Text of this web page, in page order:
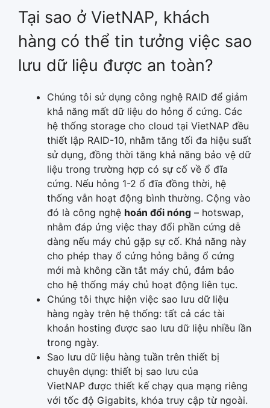
Tại sao ở VietNAP, khách
hàng có thể tin tưởng việc sao
lưu dữ liệu được an toàn?
Chúng tôi sử dụng công nghệ RAID để giảm
khả năng mất dữ liệu do hỏng ổ cứng. Các
hệ thống storage cho cloud tại VietNAP đều
thiết lập RAID-10, nhằm tăng tối đa hiệu suất
sử dụng, đồng thời tăng khả năng bảo vệ dữ
liệu trong trường hợp có sự cố về ổ đĩa
cứng. Nếu hỏng 1-2 ổ đĩa đồng thời, hệ
thống vẫn hoạt động bình thường. Cộng vào
đó là công nghệ hoán đổi nóng – hotswap,
nhằm đáp ứng việc thay đổi phần cứng dễ
dàng nếu máy chủ gặp sự cố. Khả năng này
cho phép thay ổ cứng hỏng bằng ổ cứng
mới mà không cần tắt máy chủ, đảm bảo
cho hệ thống máy chủ hoạt động liên tục.
Chúng tôi thực hiện việc sao lưu dữ liệu
hàng ngày trên hệ thống: tất cả các tài
khoản hosting được sao lưu dữ liệu nhiều lần
trong ngày.
Sao lưu dữ liệu hàng tuần trên thiết bị
chuyên dụng: thiết bị sao lưu của
VietNAP được thiết kế chạy qua mạng riêng
với tốc độ Gigabits, khóa truy cập từ ngoài.